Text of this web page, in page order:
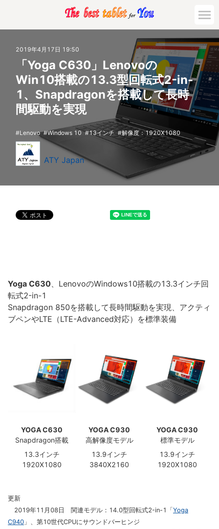
2019年4月17日 19:50
「Yoga C630」Lenovoの
Win10搭載の13.3型回転式2-in-
1、Snapdragonを搭載して長時
間駆動を実現
Lenovo Windows 10 13インチ 解像度：1920X1080
ATY Japan
Yoga C630、LenovoのWindows10搭載の13.3インチ回
転式2-in-1
Snapdragon 850を搭載して長時間駆動を実現、アクティ
ブペンやLTE（LTE-Advanced対応）を標準装備
YOGA C630
Snapdragon搭載
13.3インチ
1920X1080
YOGA C930
高解像度モデル
13.9インチ
3840X2160
YOGA C930
標準モデル
13.9インチ
1920X1080
更新
2019年11月08日 関連モデル：14.0型回転式2-in-1「Yoga
C940 」、第10世代CPUにサウンドバーヒンジ